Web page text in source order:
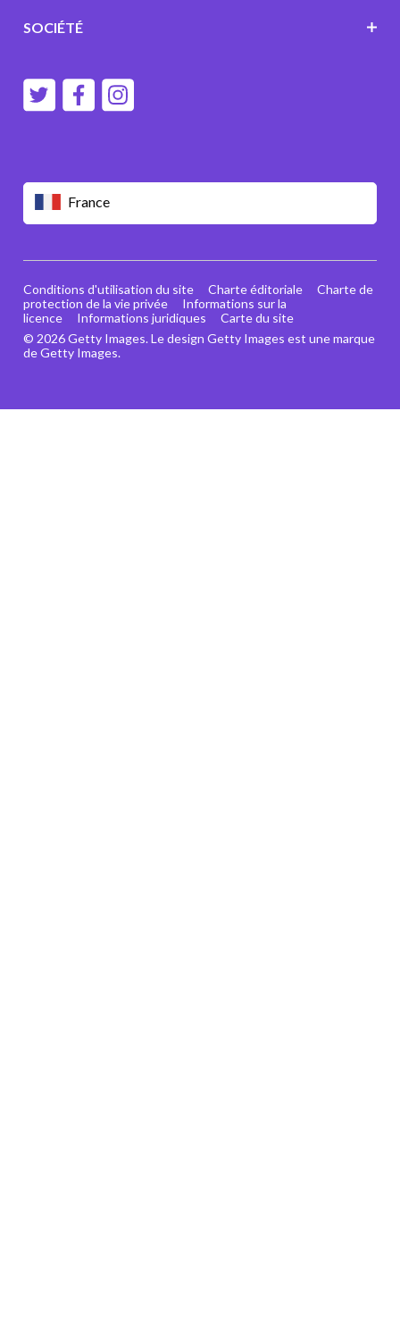
France
SOCIÉTÉ
© 2026 Getty Images. Le design Getty Images est une marque
de Getty Images.
Conditions d'utilisation du site Charte éditoriale
Charte de
protection de la vie privée
Informations sur la
licence
Informations juridiques Carte du site